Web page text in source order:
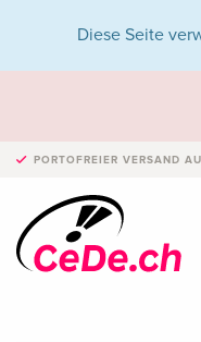
Diese Seite
PORTOFREIER VERSAND